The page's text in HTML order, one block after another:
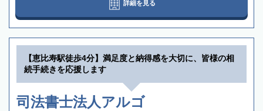
詳細を見る
【恵比寿駅徒歩4分】満足度と納得感を大切に、皆様の相
続手続きを応援します
司法書士法人アルゴ